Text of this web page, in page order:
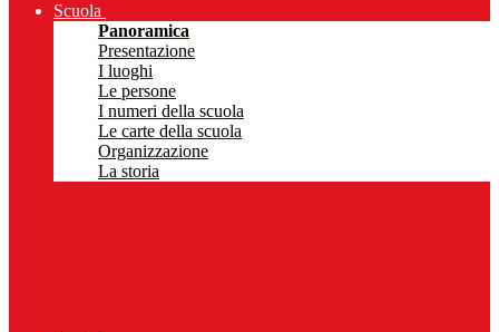
Scuola
Panoramica
Presentazione
I luoghi
Le persone
I numeri della scuola
Le carte della scuola
Organizzazione
La storia